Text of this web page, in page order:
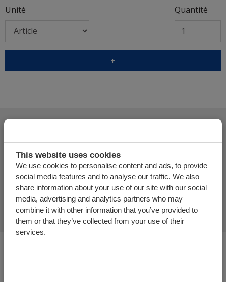
This website uses cookies
We use cookies to personalise content and ads, to provide
social media features and to analyse our traffic. We also
share information about your use of our site with our social
media, advertising and analytics partners who may
combine it with other information that you’ve provided to
them or that they’ve collected from your use of their
services.
Unité
Quantité
+
Ajouter d'autres produits
Finaliser la demande de
proposition